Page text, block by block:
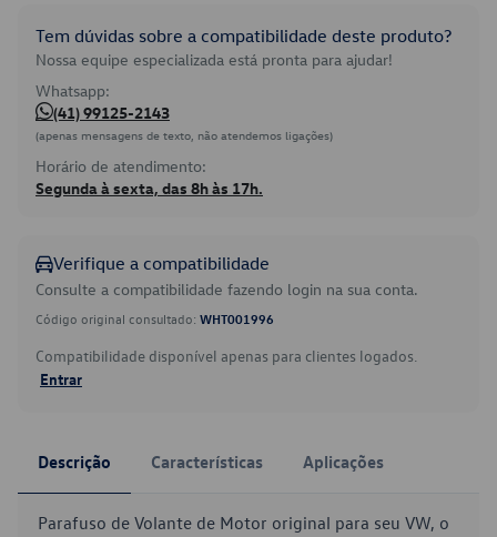
Tem dúvidas sobre a compatibilidade deste produto?
Nossa equipe especializada está pronta para ajudar!
Whatsapp:
(41) 99125-2143
(apenas mensagens de texto, não atendemos ligações)
Horário de atendimento:
Segunda à sexta, das 8h às 17h.
Verifique a compatibilidade
Consulte a compatibilidade fazendo login na sua conta.
Código original consultado: WHT001996
Compatibilidade disponível apenas para clientes logados.
Entrar
Descrição Características Aplicações
Parafuso de Volante de Motor original para seu VW, o